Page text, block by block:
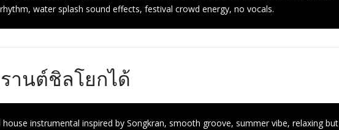
water splash sound effects, festival crowd energy, no vocals.
านต์ชิลโยกได้
house instrumental inspired by Songkran, smooth groove, summer vibe, relaxing but